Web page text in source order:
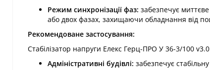
Режим синхронізації фаз: забезпечує
або двох фазах, захищаючи обладнання від
Рекомендоване застосування:
Стабілізатор напруги Елекс Герц-ПРО У 36-3/100
Адміністративні будівлі: забезпечує